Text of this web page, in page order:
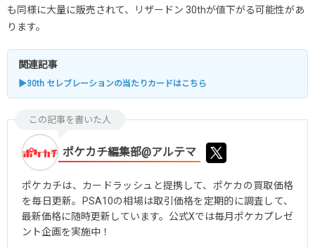
も同様に大量に販売されて、リザードン 30thが値下がる可能性があ
ります。
関連記事
▶30th セレブレーションの当たりカードはこちら
この記事を書いた人
ポケカチ編集部@アルテマ
ポケカチは、カードラッシュと提携して、ポケカの買取価格
を毎日更新。PSA10の相場は取引価格を定期的に調査して、
最新価格に随時更新しています。公式Xでは毎月ポケカプレゼ
ント企画を実施中！